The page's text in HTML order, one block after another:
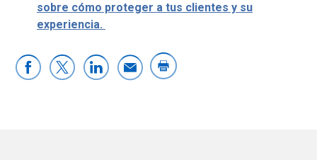
sobre cómo proteger a tus clientes y su
experiencia.